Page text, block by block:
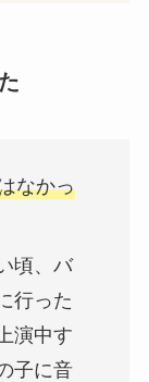
なかっ
頃、バ
行った
演中す
子に音